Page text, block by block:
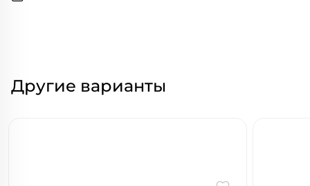
Другие варианты